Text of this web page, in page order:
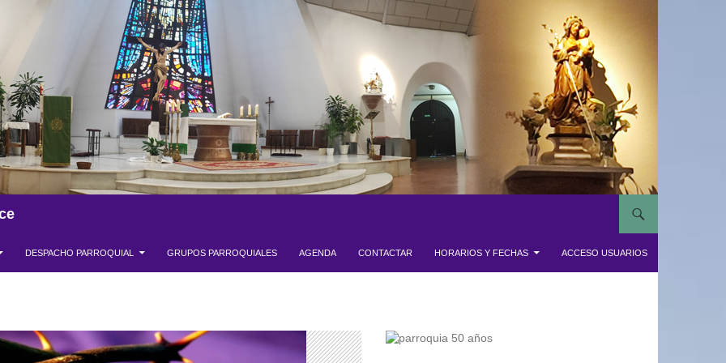
DESPACHO PARROQUIAL GRUPOS PARROQUIALES AGENDA CONTACTAR HORARIOS Y FECHAS ACCESO USUARIOS